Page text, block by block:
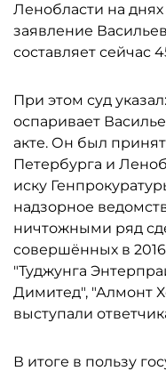
Ленобласти на днях
заявление
составляет сейчас
При этом суд
оспаривает
акте. Он был
Петербурга и
иску
надзорное
ничтожными ряд
совершённых в
"Туджунга
Димитед", "Алмонт
выступали
В итоге в пользу